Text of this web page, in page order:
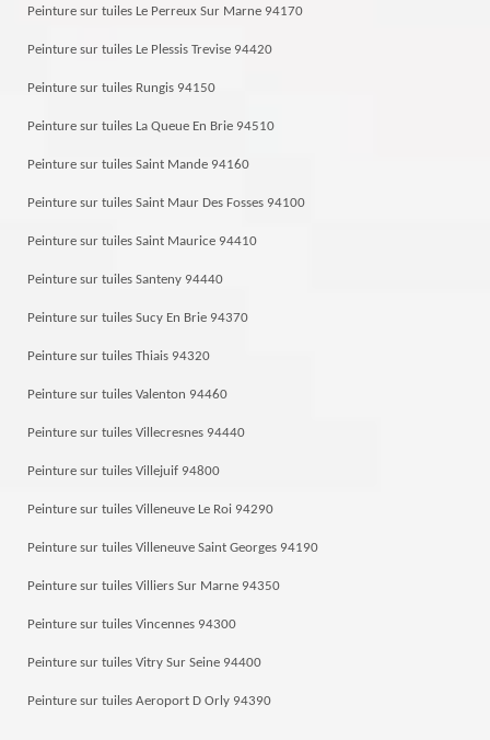
Peinture sur tuiles Le Perreux Sur Marne 94170
Peinture sur tuiles Le Plessis Trevise 94420
Peinture sur tuiles Rungis 94150
Peinture sur tuiles La Queue En Brie 94510
Peinture sur tuiles Saint Mande 94160
Peinture sur tuiles Saint Maur Des Fosses 94100
Peinture sur tuiles Saint Maurice 94410
Peinture sur tuiles Santeny 94440
Peinture sur tuiles Sucy En Brie 94370
Peinture sur tuiles Thiais 94320
Peinture sur tuiles Valenton 94460
Peinture sur tuiles Villecresnes 94440
Peinture sur tuiles Villejuif 94800
Peinture sur tuiles Villeneuve Le Roi 94290
Peinture sur tuiles Villeneuve Saint Georges 94190
Peinture sur tuiles Villiers Sur Marne 94350
Peinture sur tuiles Vincennes 94300
Peinture sur tuiles Vitry Sur Seine 94400
Peinture sur tuiles Aeroport D Orly 94390